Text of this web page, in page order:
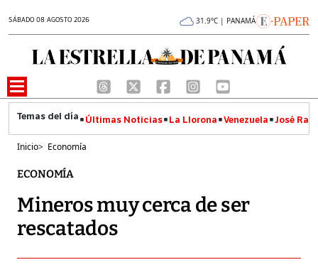
SÁBADO 08 AGOSTO 2026 31.9°C | PANAMÁ
Últimas Noticias La Llorona Venezuela José
Inicio> Economía
ECONOMÍA
Mineros muy cerca de ser
rescatados